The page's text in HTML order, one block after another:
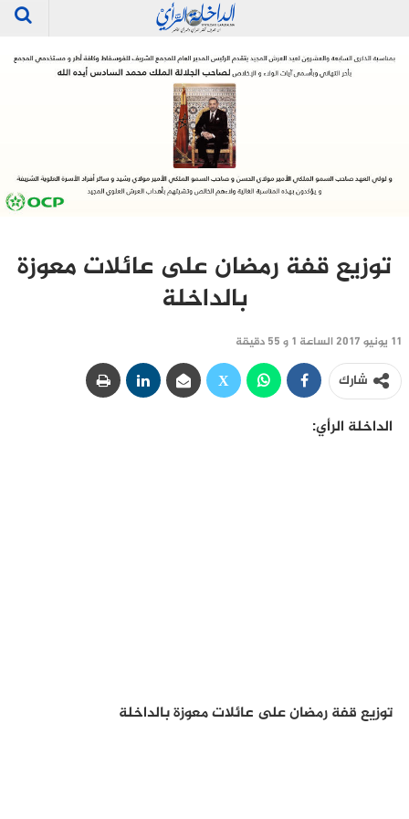
توزيع قفة رمضان على عائلات معوزة
بالداخلة
11 يونيو 2017 الساعة 1 و 55 دقيقة
شارك
الداخلة الرأي:
توزيع قفة رمضان على عائلات معوزة بالداخلة